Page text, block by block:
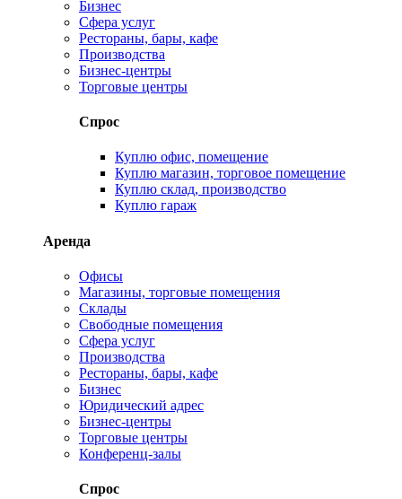
Бизнес
Сфера услуг
Рестораны, бары, кафе
Производства
Бизнес-центры
Торговые центры
Спрос
Куплю офис, помещение
Куплю магазин, торговое помещение
Куплю склад, производство
Куплю гараж
Аренда
Офисы
Магазины, торговые помещения
Склады
Свободные помещения
Сфера услуг
Производства
Рестораны, бары, кафе
Бизнес
Юридический адрес
Бизнес-центры
Торговые центры
Конференц-залы
Спрос